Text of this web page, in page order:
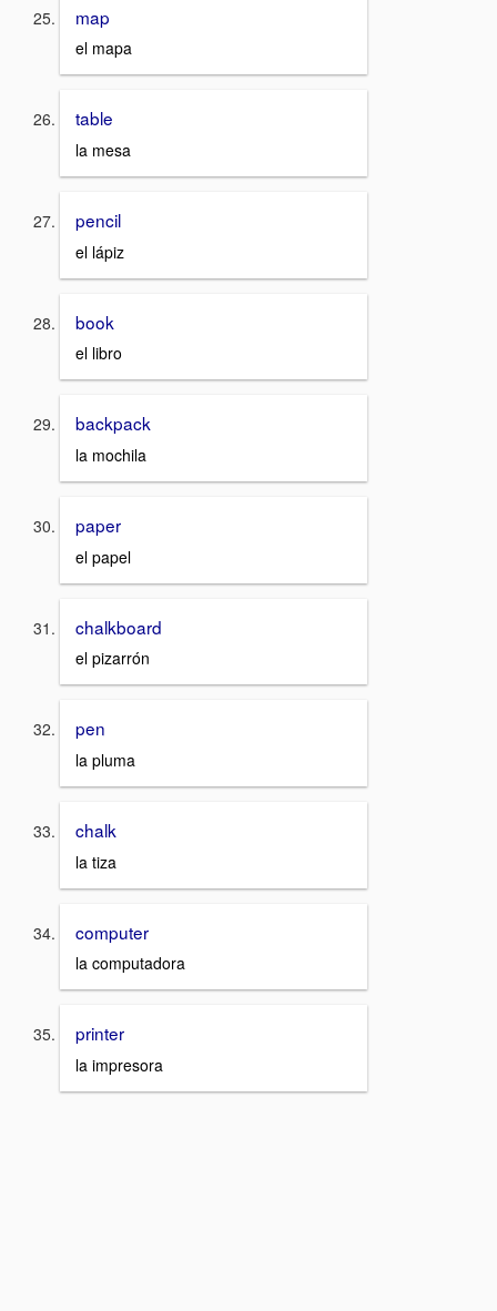
map
el mapa
table
la mesa
pencil
el lápiz
book
el libro
backpack
la mochila
paper
el papel
chalkboard
el pizarrón
pen
la pluma
chalk
la tiza
computer
la computadora
printer
la impresora